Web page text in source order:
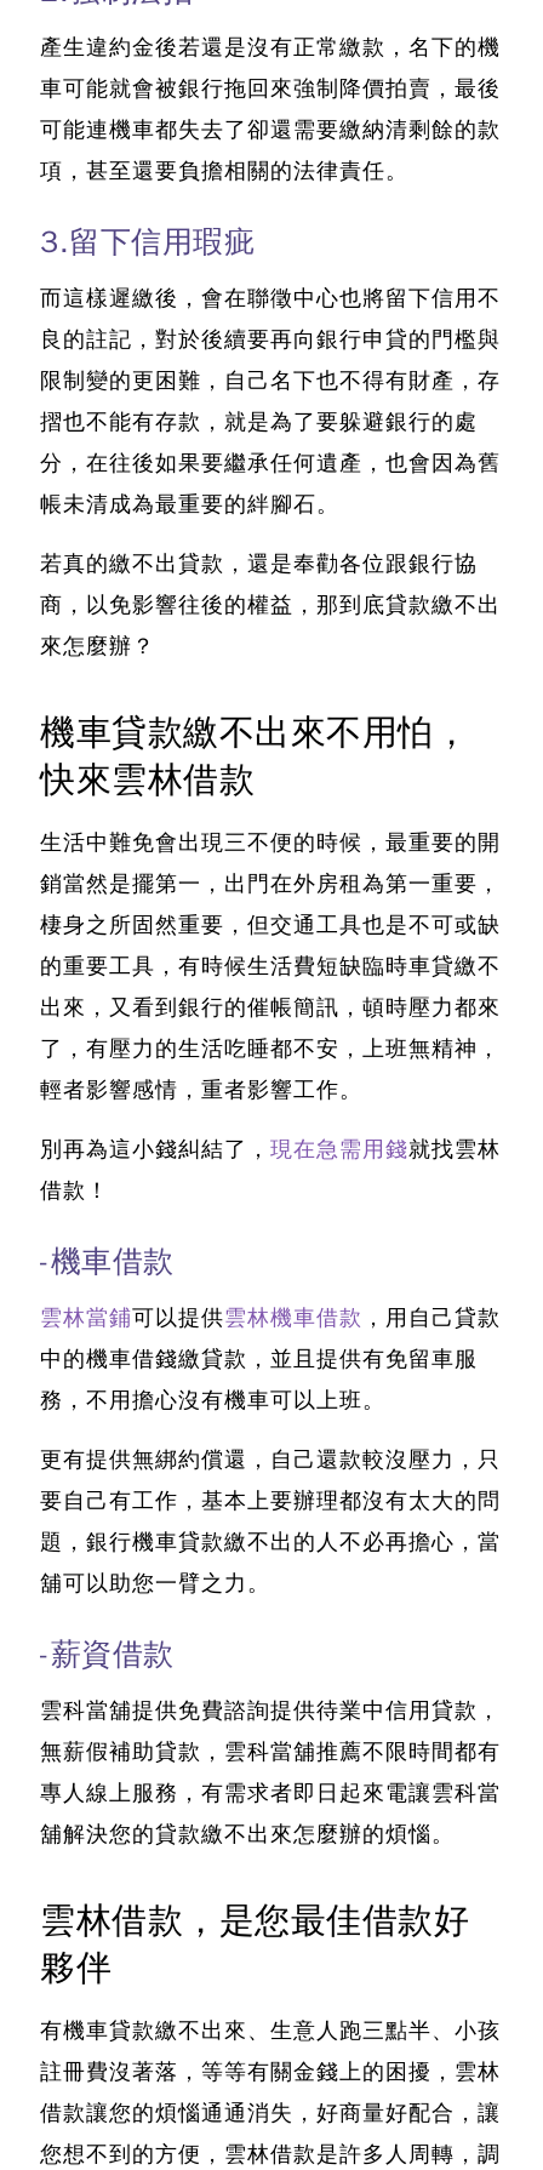
產生違約金後若還是沒有正常繳款，名下的機
車可能就會被銀行拖回來強制降價拍賣，最後
可能連機車都失去了卻還需要繳納清剩餘的款
項，甚至還要負擔相關的法律責任。
3.留下信用瑕疵
而這樣遲繳後，會在聯徵中心也將留下信用不
良的註記，對於後續要再向銀行申貸的門檻與
限制變的更困難，自己名下也不得有財產，存
摺也不能有存款，就是為了要躲避銀行的處
分，在往後如果要繼承任何遺產，也會因為舊
帳未清成為最重要的絆腳石。
若真的繳不出貸款，還是奉勸各位跟銀行協
商，以免影響往後的權益， 那到底貸款繳不出
來怎麼辦？
機車貸款繳不出來不用怕，
快來雲林借款
生活中難免會出現三不便的時候，最重要的開
銷當然是擺第一，出門在外房租為第一重要，
棲身之所固然重要，但交通工具也是不可或缺
的重要工具，有時候生活費短缺臨時車貸繳不
出來，又看到銀行的催帳簡訊，頓時壓力都來
了，有壓力的生活吃睡都不安，上班無精神，
輕者影響感情，重者影響工作。
別再為這小錢糾結了， 現在急需用錢就找雲林
借款！
-機車借款
雲林當鋪可以提供雲林機車借款 ，用自己貸款
中的機車借錢繳貸款，並且提供有免留車服
務，不用擔心沒有機車可以上班。
更有提供無綁約償還，自己還款較沒壓力，只
要自己有工作，基本上要辦理都沒有太大的問
題， 銀行機車貸款繳不出的人不必再擔心，當
舖可以助您一臂之力。
-薪資借款
雲科當舖提供免費諮詢提供待業中信用貸款，
無薪假補助貸款，雲科當舖推薦不限時間都有
專人線上服務，有需求者即日起來電讓雲科當
舖解決您的貸款繳不出來怎麼辦的煩惱。
雲林借款，是您最佳借款好
夥伴
有機車貸款繳不出來、生意人跑三點半、小孩
註冊費沒著落，等等有關金錢上的困擾，雲林
借款讓您的煩惱通通消失，好商量好配合，讓
您想不到的方便，雲林借款是許多人周轉，調